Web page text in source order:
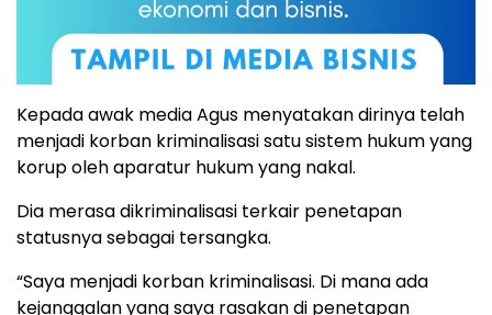
Kepada awak media Agus menyatakan dirinya telah
menjadi korban kriminalisasi satu sistem hukum yang
korup oleh aparatur hukum yang nakal.
Dia merasa dikriminalisasi terkair penetapan
statusnya sebagai tersangka.
“Saya menjadi korban kriminalisasi. Di mana ada
kejanggalan yang saya rasakan di penetapan